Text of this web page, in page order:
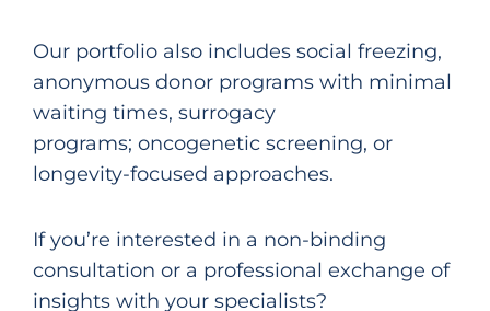
Our portfolio also includes social freezing,
anonymous donor programs with minimal
waiting times, surrogacy
programs; oncogenetic screening, or
longevity-focused approaches.
If you’re interested in a non-binding
consultation or a professional exchange of
insights with your specialists?